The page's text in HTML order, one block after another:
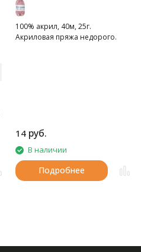
100% акрил, 40м, 25г.
Акриловая пряжа недорого.
14 руб.
В наличии
Подробнее